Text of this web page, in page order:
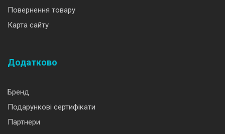
Повернення товару
Карта сайту
Додатково
Бренд
Подарункові сертифікати
Партнери